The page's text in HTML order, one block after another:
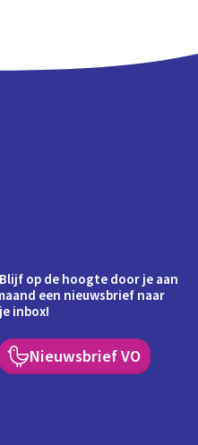
op de hoogte door je aan
een nieuwsbrief naar
inbox!
Nieuwsbrief VO